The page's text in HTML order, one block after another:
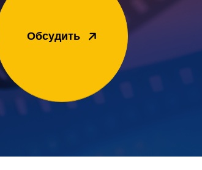
Обсудить